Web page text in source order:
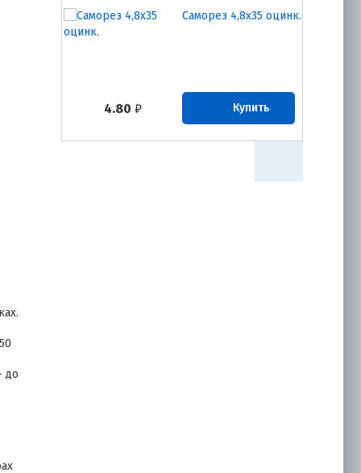
до
4.80 ₽
Саморез 4,8х35 оцинк.
Купить